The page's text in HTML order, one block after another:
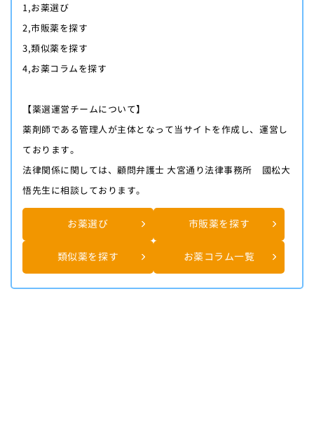
1,お薬選び
2,市販薬を探す
3,類似薬を探す
4,お薬コラムを探す
【薬選運営チームについて】
薬剤師である管理人が主体となって当サイトを作成し、運営し
ております。
法律関係に関しては、顧問弁護士 大宮通り法律事務所 國松大
悟先生に相談しております。
お薬選び 市販薬を探す
類似薬を探す お薬コラム一覧